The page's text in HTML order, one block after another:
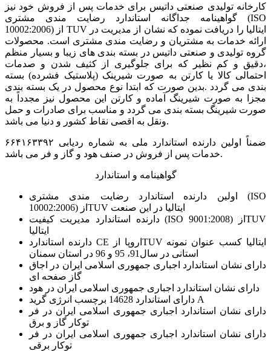
کارخانه تولیدی صنعتی داتیس برای خدمات پس از فروش خود نیز
گواهینامه جداگانه استاندارد رضایت مندی مشتری (ISO
10002:2006) از TUV ایتالیا را دریافت نموده که نشان از مدیریت در
ارائه خدمات به مشتریان و رضایت مندی مشتری است. محصولات
گروه تولیدی و صنعتی داتیس در بسته بندی های زیبا و بسیار منظم
،دقیق و کم نظیر که برای جلوگیری از کثیف شدن و صدمات
احتمالی کالا یا کارتن به صورت شیرینک (پلاستیک فشرده) بسته
بندی می گردد .بدین صورت که ابتدا نوع محصول در یک بسته بندی
مجزا به صورت شیرینگ آماده و کارتن این محصول نیز مجدداً به
صورت شیرینگ بسته بندی می گردد و مناسب برای صادرات و حمل
ونقل به اقصی نقاط کشور و دنیا می باشد.
ضمناً اولین دارنده استاندارد ملی به شماره ردیابی ۶۶۴۱۶۳۳۹۲
خدمات پس از فروش در صنف هود و گاز و فر می باشد.
گواهینامه و استاندارد
اولین دارنده استاندارد رضایت مندی مشتری (ISO
10002:2006) ازTUV ایتالیا در این صنعت
دارنده استاندارد مدیریت كیفیت (ISO 9001:2008) ازTUV
ایتالیا
دارنده استاندارد CE اروپا ازTUV ایتالیا كسب عنوان نمونه
استانی در سال91، 95 و 96 در استان سمنان
دارای نشان استاندارد اجباری جمهوری اسلامی ایران در اجاق
گاز صفحه ای
دارای نشان استاندارد اجباری جمهوری اسلامی ایران در هود
دارای استاندارد 14628 برچسب انرژی گرید A
دارای نشان استاندارد اجباری جمهوری اسلامی ایران در فر
توکار گاز و برق
دارای نشان استاندارد اجباری جمهوری اسلامی ایران در فر
توکار برقی